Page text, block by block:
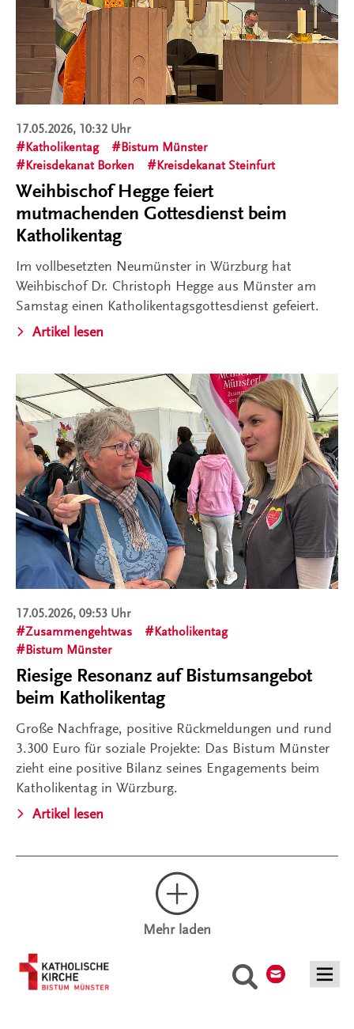
Suche
17.05.2026, 10:32 Uhr
Katholikentag
Bistum Münster
Kreisdekanat Borken
Kreisdekanat Steinfurt
Weihbischof Hegge feiert
mutmachenden Gottesdienst beim
Katholikentag
Im vollbesetzten Neumünster in Würzburg hat
Weihbischof Dr. Christoph Hegge aus Münster am
Samstag einen Katholikentagsgottesdienst gefeiert.
Artikel lesen
17.05.2026, 09:53 Uhr
Zusammengehtwas
Katholikentag
Bistum Münster
Riesige Resonanz auf Bistumsangebot
beim Katholikentag
Große Nachfrage, positive Rückmeldungen und rund
3.300 Euro für soziale Projekte: Das Bistum Münster
zieht eine positive Bilanz seines Engagements beim
Katholikentag in Würzburg.
Artikel lesen
Mehr laden